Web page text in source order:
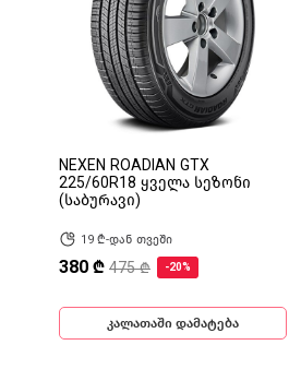
NEXEN ROADIAN GTX
225/60R18 ყველა სეზონი
(საბურავი)
19 ₾-დან თვეში
380 ₾ 475 ₾ -20%
კალათაში დამატება